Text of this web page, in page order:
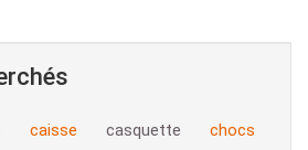
caisse casquette chocs